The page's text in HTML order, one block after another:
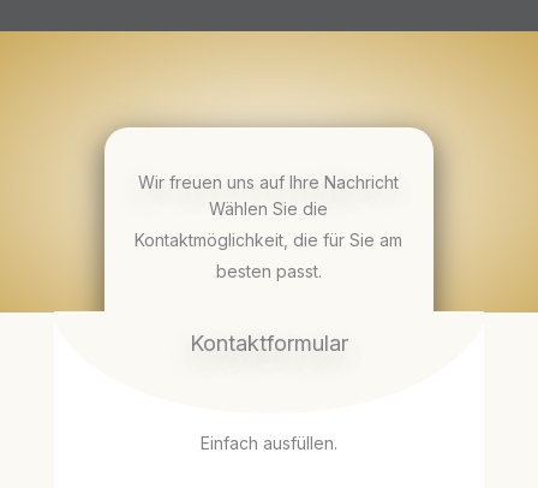
Wir freuen uns auf Ihre Nachricht
Wählen Sie die
Kontaktmöglichkeit, die für Sie am
besten passt.
Kontaktformular
Einfach ausfüllen.